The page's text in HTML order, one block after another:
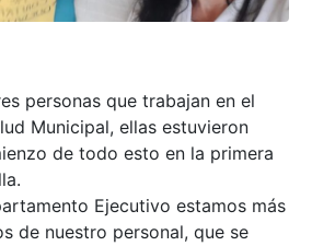
personas que trabajan en el
Municipal, ellas estuvieron
de todo esto en la primera
Ejecutivo estamos más
de nuestro personal, que se